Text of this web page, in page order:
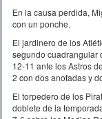
En la causa perdida,
con un ponche.
El jardinero de los
segundo cuadrangular
12-11 ante los Astros
2 con dos anotadas y
El torpedero de los
doblete de la